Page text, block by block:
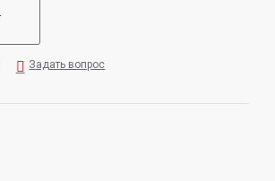
Задать вопрос